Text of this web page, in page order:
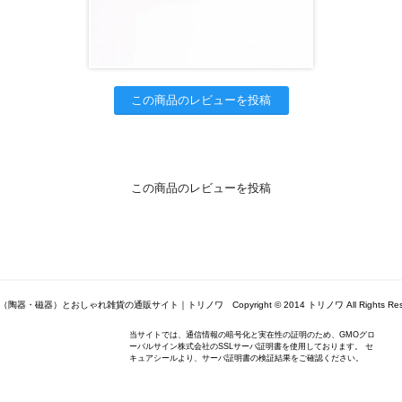
この商品のレビューを投稿
この商品のレビューを投稿
陶器・磁器）とおしゃれ雑貨の通販サイト｜トリノワ Copyright © 2014 トリノワ All Rights
当サイトでは、通信情報の暗号化と実在性の証明のため、GMOグロ
ーバルサイン株式会社のSSLサーバ証明書を使用しております。 セ
キュアシールより、サーバ証明書の検証結果をご確認ください。